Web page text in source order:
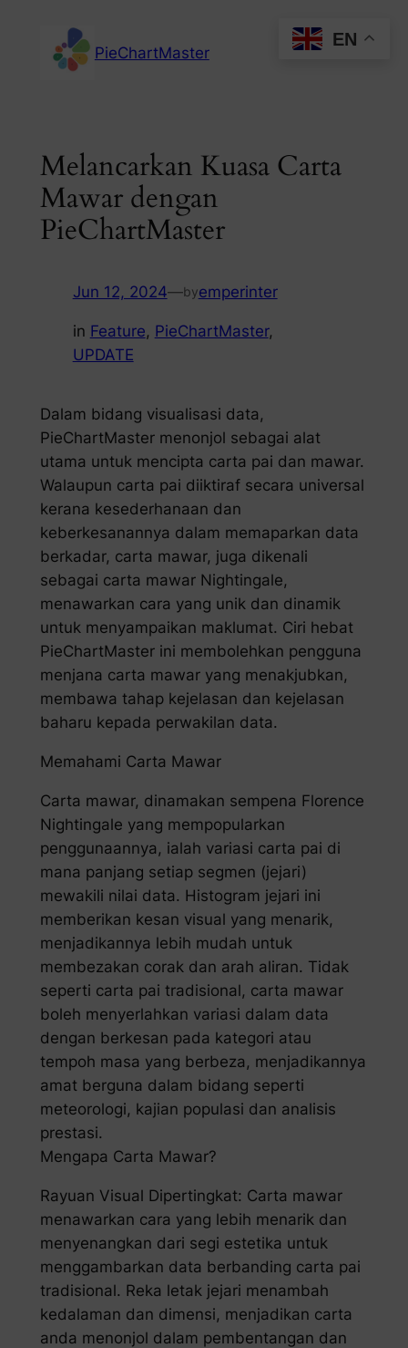
content
PieChartMaster
Melancarkan Kuasa Carta
Mawar dengan
PieChartMaster
Jun 12, 2024—byemperinter
in Feature, PieChartMaster
UPDATE
Dalam bidang visualisasi data,
PieChartMaster menonjol sebagai alat
utama untuk mencipta carta pai dan mawar.
Walaupun carta pai diiktiraf secara universal
kerana kesederhanaan dan
keberkesanannya dalam memaparkan data
berkadar, carta mawar, juga dikenali
sebagai carta mawar Nightingale,
menawarkan cara yang unik dan dinamik
untuk menyampaikan maklumat. Ciri hebat
PieChartMaster ini membolehkan pengguna
menjana carta mawar yang menakjubkan,
membawa tahap kejelasan dan kejelasan
baharu kepada perwakilan data.
Memahami Carta Mawar
Carta mawar, dinamakan sempena Florence
Nightingale yang mempopularkan
penggunaannya, ialah variasi carta pai di
mana panjang setiap segmen (jejari)
mewakili nilai data. Histogram jejari ini
memberikan kesan visual yang menarik,
menjadikannya lebih mudah untuk
membezakan corak dan arah aliran. Tidak
seperti carta pai tradisional, carta mawar
boleh menyerlahkan variasi dalam data
dengan berkesan pada kategori atau
tempoh masa yang berbeza, menjadikannya
amat berguna dalam bidang seperti
meteorologi, kajian populasi dan analisis
prestasi.
Mengapa Carta Mawar?
Rayuan Visual Dipertingkat: Carta mawar
menawarkan cara yang lebih menarik dan
menyenangkan dari segi estetika untuk
menggambarkan data berbanding carta pai
tradisional. Reka letak jejari menambah
kedalaman dan dimensi, menjadikan carta
anda menonjol dalam pembentangan dan
EN